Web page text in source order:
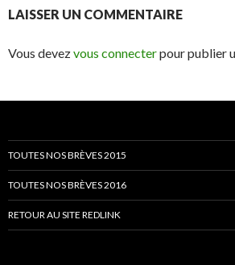
LAISSER UN COMMENTAIRE
Vous devezvous connecterpour publier
TOUTES NOS BRÈVES 2015
TOUTES NOS BRÈVES 2016
RETOUR AU SITE REDLINK